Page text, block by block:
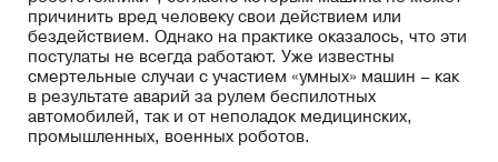
причинить вред человеку свои действием или
бездействием. Однако на практике оказалось, что эти
постулаты не всегда работают. Уже известны
смертельные случаи с участием «умных» машин – как
в результате аварий за рулем беспилотных
автомобилей, так и от неполадок медицинских,
промышленных, военных роботов.